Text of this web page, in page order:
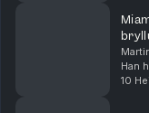
Han
10